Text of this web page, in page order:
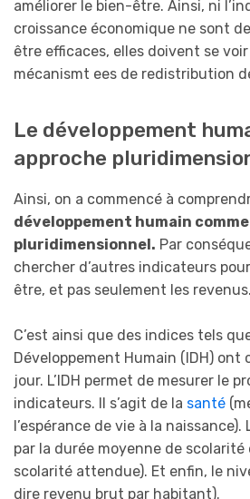
améliorer le bien-être. Ainsi, ni
croissance économique ne sont
être efficaces, elles doivent se
mécanismt ees de redistribution
Le développement
approche
Ainsi, on a commencé à
développement humain
pluridimensionnel. Par
chercher d’autres indicateurs
être, et pas seulement les revenus.
C’est ainsi que des indices tels
Développement Humain (IDH) ont
jour. L’IDH permet de mesurer le
indicateurs. Il s’agit de la santé
l’espérance de vie à la
par la durée moyenne de scolarité
scolarité attendue). Et enfin, le
dire revenu brut par habitant).